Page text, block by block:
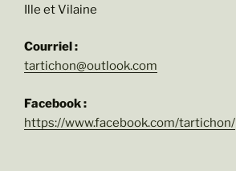
Ille et Vilaine
Courriel :
tartichon@outlook.com
Facebook :
https://www.facebook.com/tartichon/